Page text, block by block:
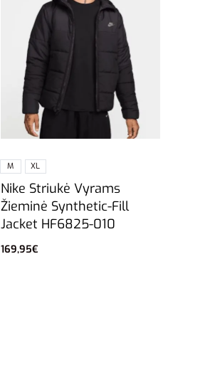
M XL
Nike Striukė Vyrams
Žieminė Synthetic-Fill
Jacket HF6825-010
169,95€